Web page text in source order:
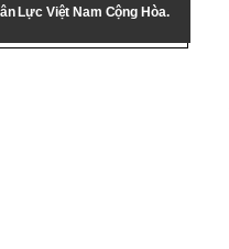
Lực Việt Nam Cộng Hòa.